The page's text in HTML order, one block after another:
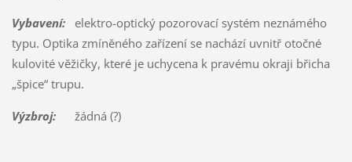
Vybavení:elektro-optický pozorovací systém neznámého
typu. Optika zmíněného zařízení se nachází uvnitř otočné
kulovité věžičky, které je uchycena k pravému okraji břicha
„špice“ trupu.
Výzbroj:žádná (?)